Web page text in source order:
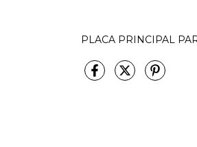
PLACA PRINCIPAL